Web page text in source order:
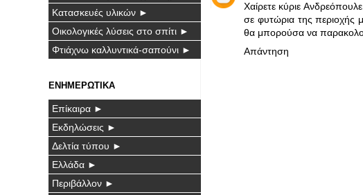
Χαίρετε κύριε
σε φυτώρια της
θα μπορούσα να
Απάντηση
Κατασκευές υλικών ►
Οικολογικές λύσεις στο σπίτι ►
Φτιάχνω καλλυντικά-σαπούνι ►
ΕΝΗΜΕΡΩΤΙΚΑ
Επίκαιρα ►
Εκδηλώσεις ►
Δελτία τύπου ►
Ελλάδα ►
Περιβάλλον ►